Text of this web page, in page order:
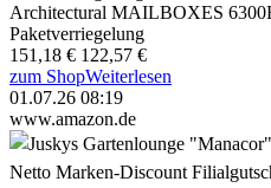
Architectural MAILBOXES
Paketverriegelung
151,18 € 122,57 €
zum ShopWeiterlesen
01.07.26 08:19
www.amazon.de